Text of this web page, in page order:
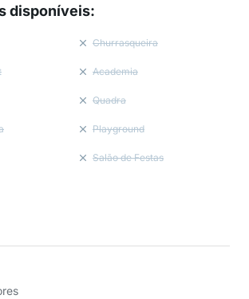
disponíveis:
Churrasqueira
Academia
Quadra
Playground
Salão de Festas